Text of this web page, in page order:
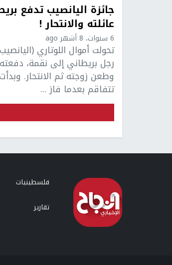
جائزة اليانصيب تدفع
عائلته والانتحار !
6 سنوات، 8 أشهر ago
تحولت أموال اللوتاري
رجل بريطاني إلى نقمة،
وطعن زوجته ثم الانتحار.
تتفاقم بعدما فاز ...
فلسطينيات
تقارير